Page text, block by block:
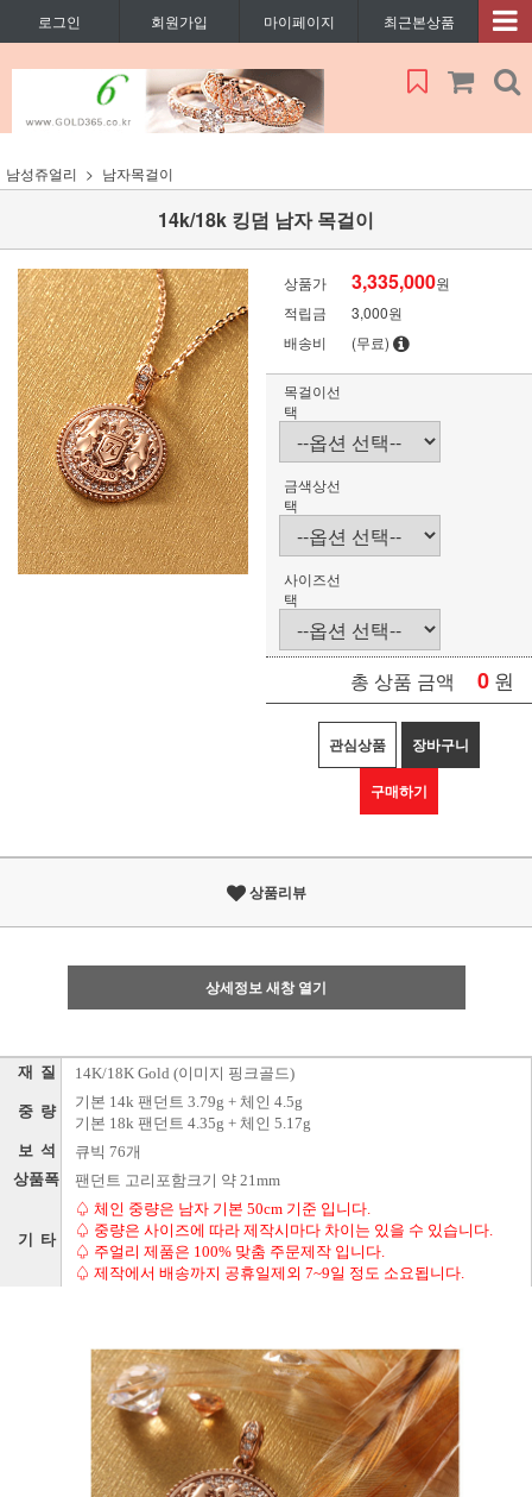
로그인 회원가입 마이페이지 최근본상품
남성쥬얼리 남자목걸이
14k/18k 킹덤 남자 목걸이
상품가 3,335,000원
적립금
3,000원
배송비
(무료)
목걸이선
택
금색상선
택
사이즈선
택
총 상품 금액 0 원
관심상품 장바구니
구매하기
상품리뷰
상세정보 새창 열기
재 질 14K/18K Gold (이미지 핑크골드)
중 량
기본 14k 팬던트 3.79g + 체인 4.5g
기본 18k 팬던트 4.35g + 체인 5.17g
보 석 큐빅 76개
상품폭 팬던트 고리포함크기 약 21mm
기 타
♤ 체인 중량은 남자 기본 50cm 기준 입니다.
♤ 중량은 사이즈에 따라 제작시마다 차이는 있을 수 있습니다.
♤ 주얼리 제품은 100% 맞춤 주문제작 입니다.
♤ 제작에서 배송까지 공휴일제외 7~9일 정도 소요됩니다.